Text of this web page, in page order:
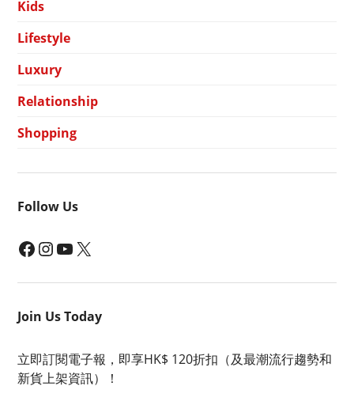
Kids
Lifestyle
Luxury
Relationship
Shopping
Follow Us
Facebook InstagramYouTube X
Join Us Today
立即訂閱電子報，即享HK$ 120折扣（及最潮流行趨勢和
新貨上架資訊）！